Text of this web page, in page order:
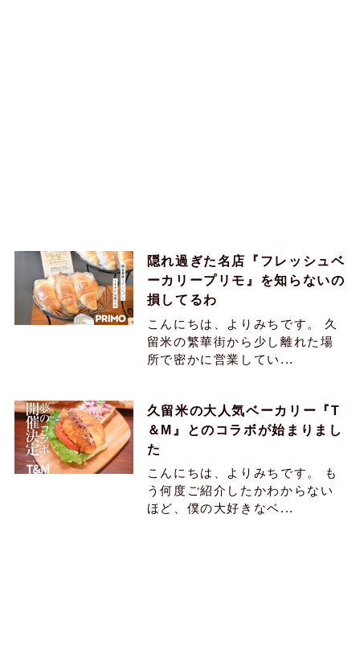
隠れ過ぎた名店『フレッシュベ
ーカリープリモ』を知らないの
損してるわ
こんにちは、よりみちです。 久
留米の繁華街から少し離れた場
所で密かに営業してい...
久留米の大人気ベーカリー『T
＆M』とのコラボが始まりまし
た
こんにちは、よりみちです。 も
う何度ご紹介したかわからない
ほど、僕の大好きなベ...